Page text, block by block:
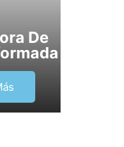
De